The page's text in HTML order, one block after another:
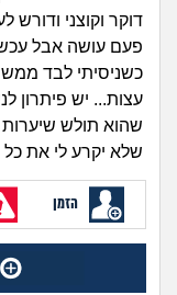
דוקר וקוצני ודורש
פעם עושה אבל
כשניסיתי לבד
עצות... יש פיתרון
שהוא תולש
שלא יקרע לי את כל
הזמן